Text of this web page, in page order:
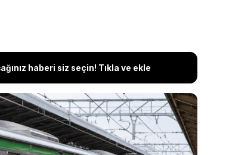
haberi siz seçin! Tıkla ve ekle